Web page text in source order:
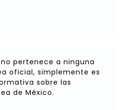
pertenece a ninguna
oficial, simplemente es
sobre las
de México.